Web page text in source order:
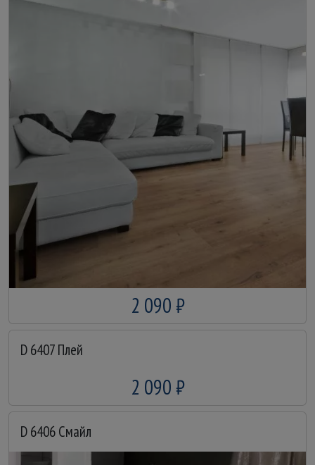
2 090 ₽
D 6407 Плей
2 090 ₽
D 6406 Смайл